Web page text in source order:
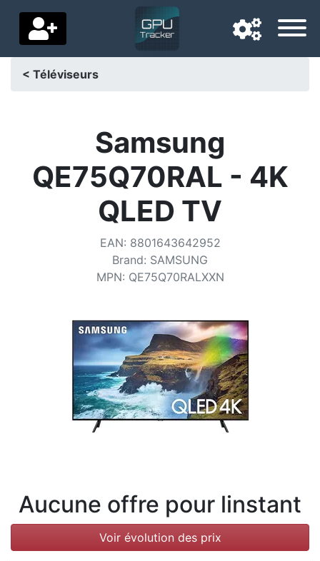
Pays de livraison
Accueil
Baisses de prix
Conditions
Catégories
< Téléviseurs
Samsung
QE75Q70RAL - 4K
QLED TV
EAN: 8801643642952
Brand: SAMSUNG
MPN: QE75Q70RALXXN
Aucune offre pour linstant
Voir évolution des prix